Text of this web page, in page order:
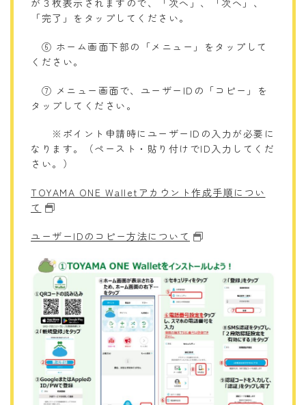
が３枚表示されますので、「次へ」、「次へ」、
「完了」をタップしてください。
⑥ ホーム画面下部の「メニュー」をタップして
ください。
⑦ メニュー画面で、ユーザーIDの「コピー」を
タップしてください。
※ポイント申請時にユーザーIDの入力が必要に
なります。（ペースト・貼り付けでID入力してくだ
さい。）
TOYAMA ONE Walletアカウント作成手順につい
て
ユーザーIDのコピー方法について